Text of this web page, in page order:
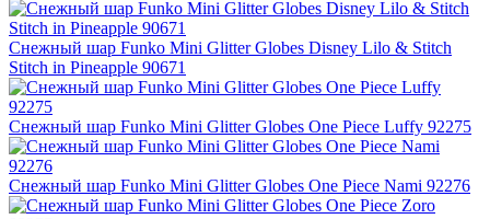
Снежный шар Funko Mini Glitter Globes Disney Lilo & Stitch
Stitch in Pineapple 90671
Снежный шар Funko Mini Glitter Globes One Piece Luffy 92275
Снежный шар Funko Mini Glitter Globes One Piece Nami 92276